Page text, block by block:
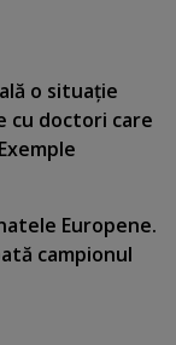
o situaţie
cu doctori care
Europene.
campionul